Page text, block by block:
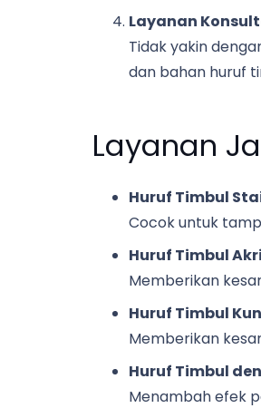
Layanan
Tidak yakin
dan bahan huruf
Layanan
Huruf Timbul
Cocok untuk
Huruf Timbul
Memberikan
Huruf Timbul
Memberikan
Huruf Timbul
Menambah efek